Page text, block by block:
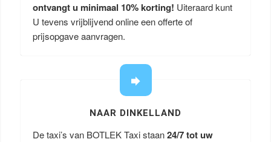
ontvangt u minimaal 10% korting! Uiteraard kunt
U tevens vrijblijvend online een offerte of
prijsopgave aanvragen.
NAAR DINKELLAND
De taxi’s van BOTLEK Taxi staan24/7 tot uw